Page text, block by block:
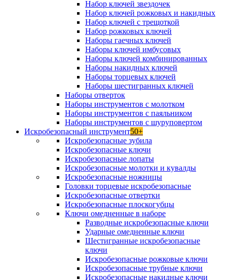
Набор ключей звездочек
Набор ключей рожковых и накидных
Набор ключей с трещоткой
Набор рожковых ключей
Наборы гаечных ключей
Наборы ключей имбусовых
Наборы ключей комбинированных
Наборы накидных ключей
Наборы торцевых ключей
Наборы шестигранных ключей
Наборы отверток
Наборы инструментов с молотком
Наборы инструментов с паяльником
Наборы инструментов с шуруповертом
Искробезопасный инструмент50+
Искробезопасные зубила
Искробезопасные ключи
Искробезопасные лопаты
Искробезопасные молотки и кувалды
Искробезопасные ножницы
Головки торцевые искробезопасные
Искробезопасные отвертки
Искробезопасные плоскогубцы
Ключи омедненные в наборе
Разводные искробезопасные ключи
Ударные омедненные ключи
Шестигранные искробезопасные
ключи
Искробезопасные рожковые ключи
Искробезопасные трубные ключи
Искробезопасные накидные ключи